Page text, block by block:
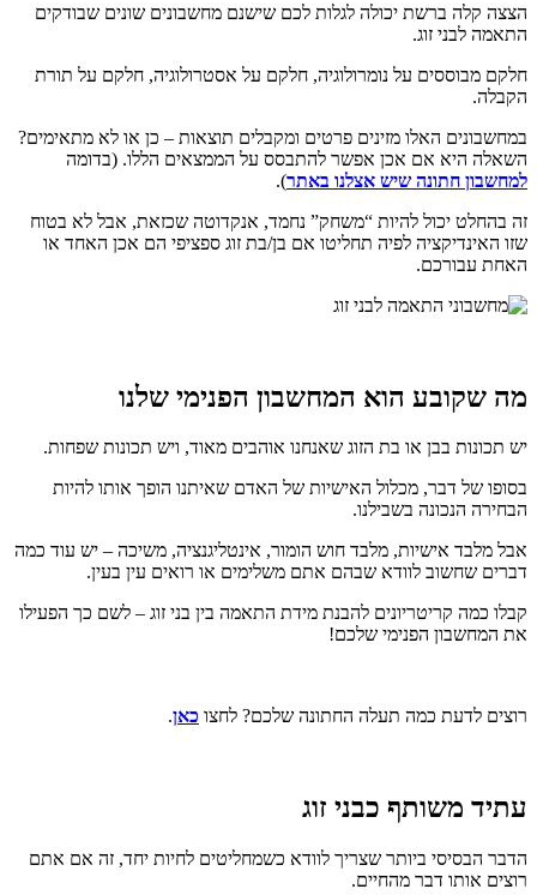
הצצה קלה ברשת יכולה לגלות לכם שישנם מחשבונים שונים שבודקים
התאמה לבני זוג.
חלקם מבוססים על נומרולוגיה, חלקם על אסטרולוגיה, חלקם על תורת
הקבלה.
במחשבונים האלו מזינים פרטים ומקבלים תוצאות – כן או לא מתאימים?
השאלה היא אם אכן אפשר להתבסס על הממצאים הללו. (בדומה
למחשבון חתונה שיש אצלנו באתר).
זה בהחלט יכול להיות “משחק” נחמד, אנקדוטה שכזאת, אבל לא בטוח
שזו האינדיקציה לפיה תחליטו אם בן/בת זוג ספציפי הם אכן האחד או
האחת עבורכם.
מה שקובע הוא המחשבון הפנימי שלנו
יש תכונות בבן או בת הזוג שאנחנו אוהבים מאוד, ויש תכונות שפחות.
בסופו של דבר, מכלול האישיות של האדם שאיתנו הופך אותו להיות
הבחירה הנכונה בשבילנו.
אבל מלבד אישיות, מלבד חוש הומור, אינטליגנציה, משיכה – יש עוד כמה
דברים שחשוב לוודא שבהם אתם משלימים או רואים עין בעין.
קבלו כמה קריטריונים להבנת מידת התאמה בין בני זוג – לשם כך הפעילו
את המחשבון הפנימי שלכם!
רוצים לדעת כמה תעלה החתונה שלכם? לחצו כאן.
עתיד משותף כבני זוג
הדבר הבסיסי ביותר שצריך לוודא כשמחליטים לחיות יחד, זה אם אתם
רוצים אותו דבר מהחיים.